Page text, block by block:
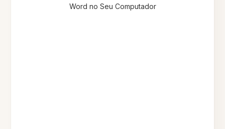
Word no Seu Computador